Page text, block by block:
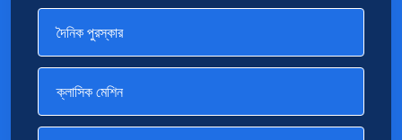
দৈনিক পুরস্কার
ক্লাসিক মেশিন